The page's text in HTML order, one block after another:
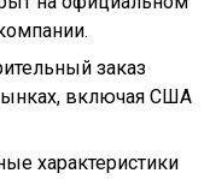
заказ
включая США
характеристики